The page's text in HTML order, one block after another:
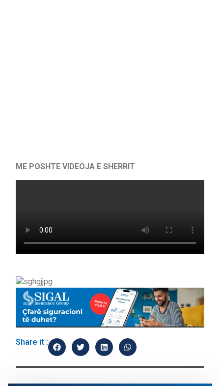
ME POSHTE VIDEOJA E SHERRIT
sghgjjpg
Share it :